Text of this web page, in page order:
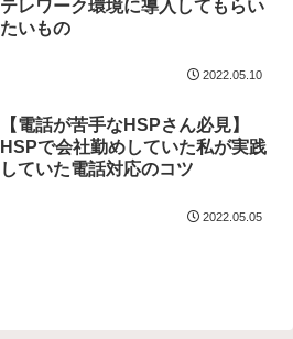
テレワーク環境に導入してもらい
たいもの
2022.05.10
【電話が苦手なHSPさん必見】
HSPで会社勤めしていた私が実践
していた電話対応のコツ
2022.05.05